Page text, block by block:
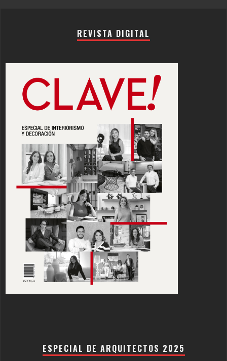
REVISTA DIGITAL
ESPECIAL DE ARQUITECTOS 2025